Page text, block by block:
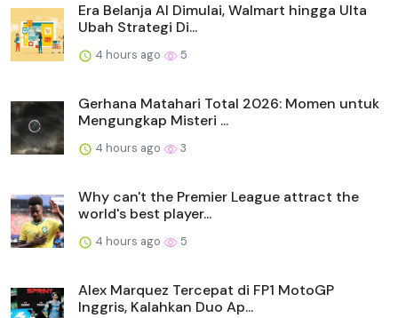
Era Belanja AI Dimulai, Walmart hingga Ulta
Ubah Strategi Di...
4 hours ago 5
Gerhana Matahari Total 2026: Momen untuk
Mengungkap Misteri ...
4 hours ago 3
Why can't the Premier League attract the
world's best player...
4 hours ago 5
Alex Marquez Tercepat di FP1 MotoGP
Inggris, Kalahkan Duo Ap...